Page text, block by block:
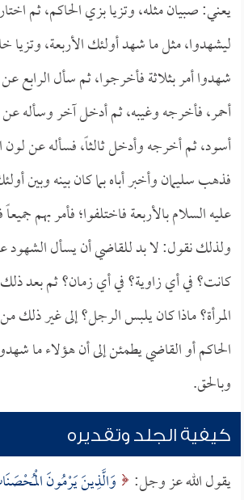
يعني: صبيان مثله، وتزيا بزي الحاكم، ثم
ليشهدوا، مثل ما شهد أولئك الأربعة، وتزيا
شهدوا أمر بثلاثة فأخرجوا، ثم سأل الرابع
أحمر، فأخرجه وغيبه، ثم أدخل آخر وسأله
أسود، ثم أخرجه وأدخل ثالثاً، فسأله عن
فذهب سليمان وأخبر أباه بما كان بينه وبين
عليه السلام بالأربعة فاختلفوا؛ فأمر بهم جميعاً
ولذلك نقول: لا بد للقاضي أن يسأل الشهود
كانت؟ في أي زاوية؟ في أي زمان؟ ثم بعد
المرأة؟ ماذا كان يلبس الرجل؟ إلى غير ذلك
الحاكم أو القاضي يطمئن إلى أن هؤلاء ما
وبالحق.
كيفية الجلد وتقديره
يقول الله عز وجل:
وَالَّذِينَ يَرْمُونَ